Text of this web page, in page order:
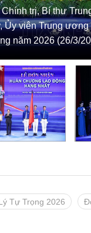
trị, Bí thư
Ủy viên Trung
năm 2026 (26/3/
Tự Trọng 2026